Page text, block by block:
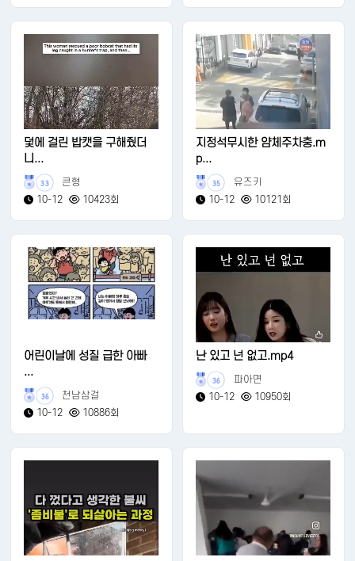
덫에 걸린 밥캣을 구해줬더
니...
33
큰형
10-12
10423회
지정석무시한 얌체주차충.m
p...
35
유즈키
10-12
10121회
어린이날에 성질 급한 아빠
...
36
천남삼걸
10-12
10886회
난 있고 넌 없고.mp4
36
파아면
10-12
10950회